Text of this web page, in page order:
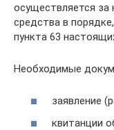
осуществляется за
средства в
пункта 63
Необходимые
заявление
квитанции